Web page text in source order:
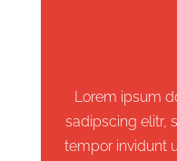
Lorem ipsum
sadipscing elitr,
tempor invidunt